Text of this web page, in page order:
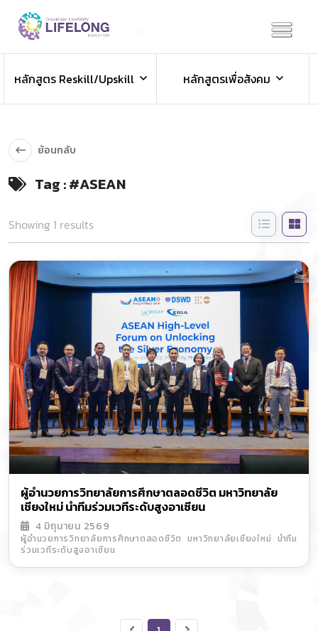
ข่าวประชาสัมพันธ์
ข่าวสารองค์กร ข่าวสารกิจกรรม
หลักสูตร Reskill/Upskill
หลักสูตรเพื่อสังคม
ย้อนกลับ
Tag : #ASEAN
Showing 1 results
ผู้อำนวยการวิทยาลัยการศึกษาตลอดชีวิต มหาวิทยาลัย
เชียงใหม่ นำทีมร่วมเวทีระดับสูงอาเซียน
4 มิถุนายน 2569
ผู้อำนวยการวิทยาลัยการศึกษาตลอดชีวิต มหาวิทยาลัยเชียงใหม่ นำทีม
ร่วมเวทีระดับสูงอาเซียน